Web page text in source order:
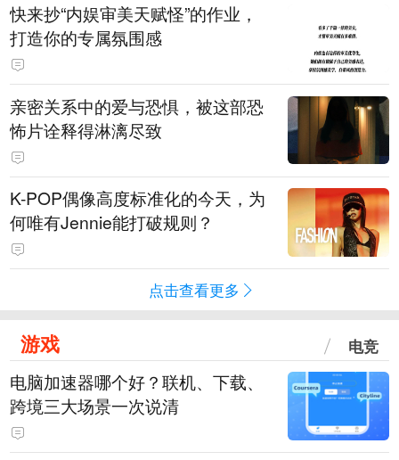
快来抄“内娱审美天赋怪”的作业，
打造你的专属氛围感
亲密关系中的爱与恐惧，被这部恐
怖片诠释得淋漓尽致
K-POP偶像高度标准化的今天，为
何唯有Jennie能打破规则？
点击查看更多
游戏 电竞
电脑加速器哪个好？联机、下载、
跨境三大场景一次说清